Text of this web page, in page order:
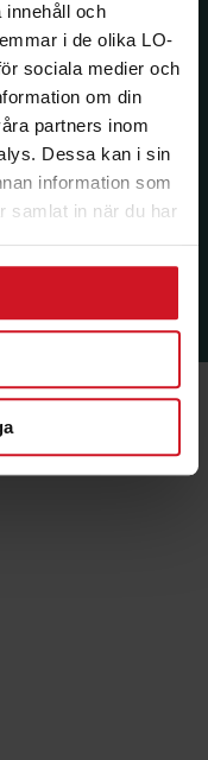
innehåll och
i de olika LO-
sociala medier och
om din
partners inom
Dessa kan i sin
information som
samlat in när du har